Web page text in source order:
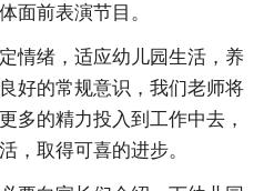
面前表演节目。
情绪，适应幼儿园生活，养
好的常规意识，我们老师将
多的精力投入到工作中去，
，取得可喜的进步。